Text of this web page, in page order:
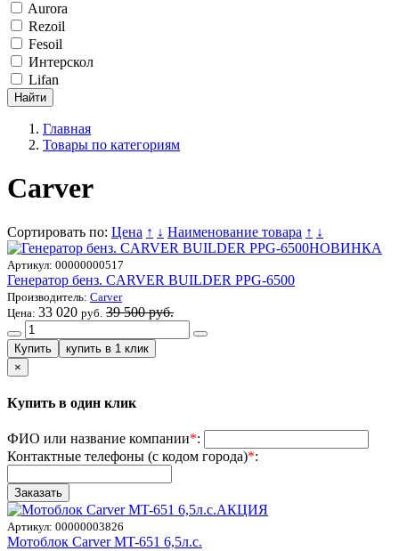
Aurora
Rezoil
Fesoil
Интерскол
Lifan
Главная
Товары по категориям
Carver
Сортировать по: Цена ↑ ↓ Наименование товара ↑ ↓
НОВИНКА
Артикул: 00000000517
Генератор бенз. CARVER BUILDER PPG-6500
Производитель: Carver
Цена: 33 020 руб. 39 500 руб.
×
Купить в один клик
ФИО или название компании*:
Контактные телефоны (с кодом города)*:
АКЦИЯ
Артикул: 00000003826
Мотоблок Carver MT-651 6,5л.с.